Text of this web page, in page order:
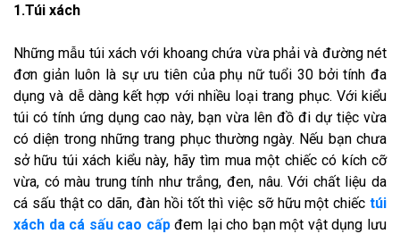
1.Túi xách
Những mẫu túi xách với khoang chứa vừa phải và đường nét
đơn giản luôn là sự ưu tiên của phụ nữ tuổi 30 bởi tính đa
dụng và dễ dàng kết hợp với nhiều loại trang phục. Với kiểu
túi có tính ứng dụng cao này, bạn vừa lên đồ đi dự tiệc vừa
có diện trong những trang phục thường ngày. Nếu bạn chưa
sở hữu túi xách kiểu này, hãy tìm mua một chiếc có kích cỡ
vừa, có màu trung tính như trắng, đen, nâu. Với chất liệu da
cá sấu thật co dãn, đàn hồi tốt thì việc sỡ hữu một chiếc túi
xách da cá sấu cao cấpđem lại cho bạn một vật dụng lưu